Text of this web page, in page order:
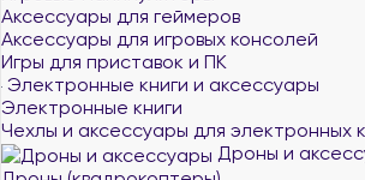
Аксессуары для геймеров
Аксессуары для игровых консолей
Игры для приставок и ПК
Электронные книги и аксессуары
Электронные книги
Чехлы и аксессуары для электронных
Дроны и